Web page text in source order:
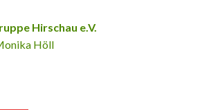
Hirschau e.V.
Höll